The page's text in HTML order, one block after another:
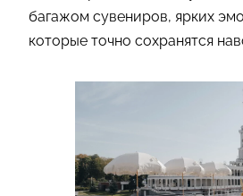
багажом сувениров, ярких
которые точно сохранятся